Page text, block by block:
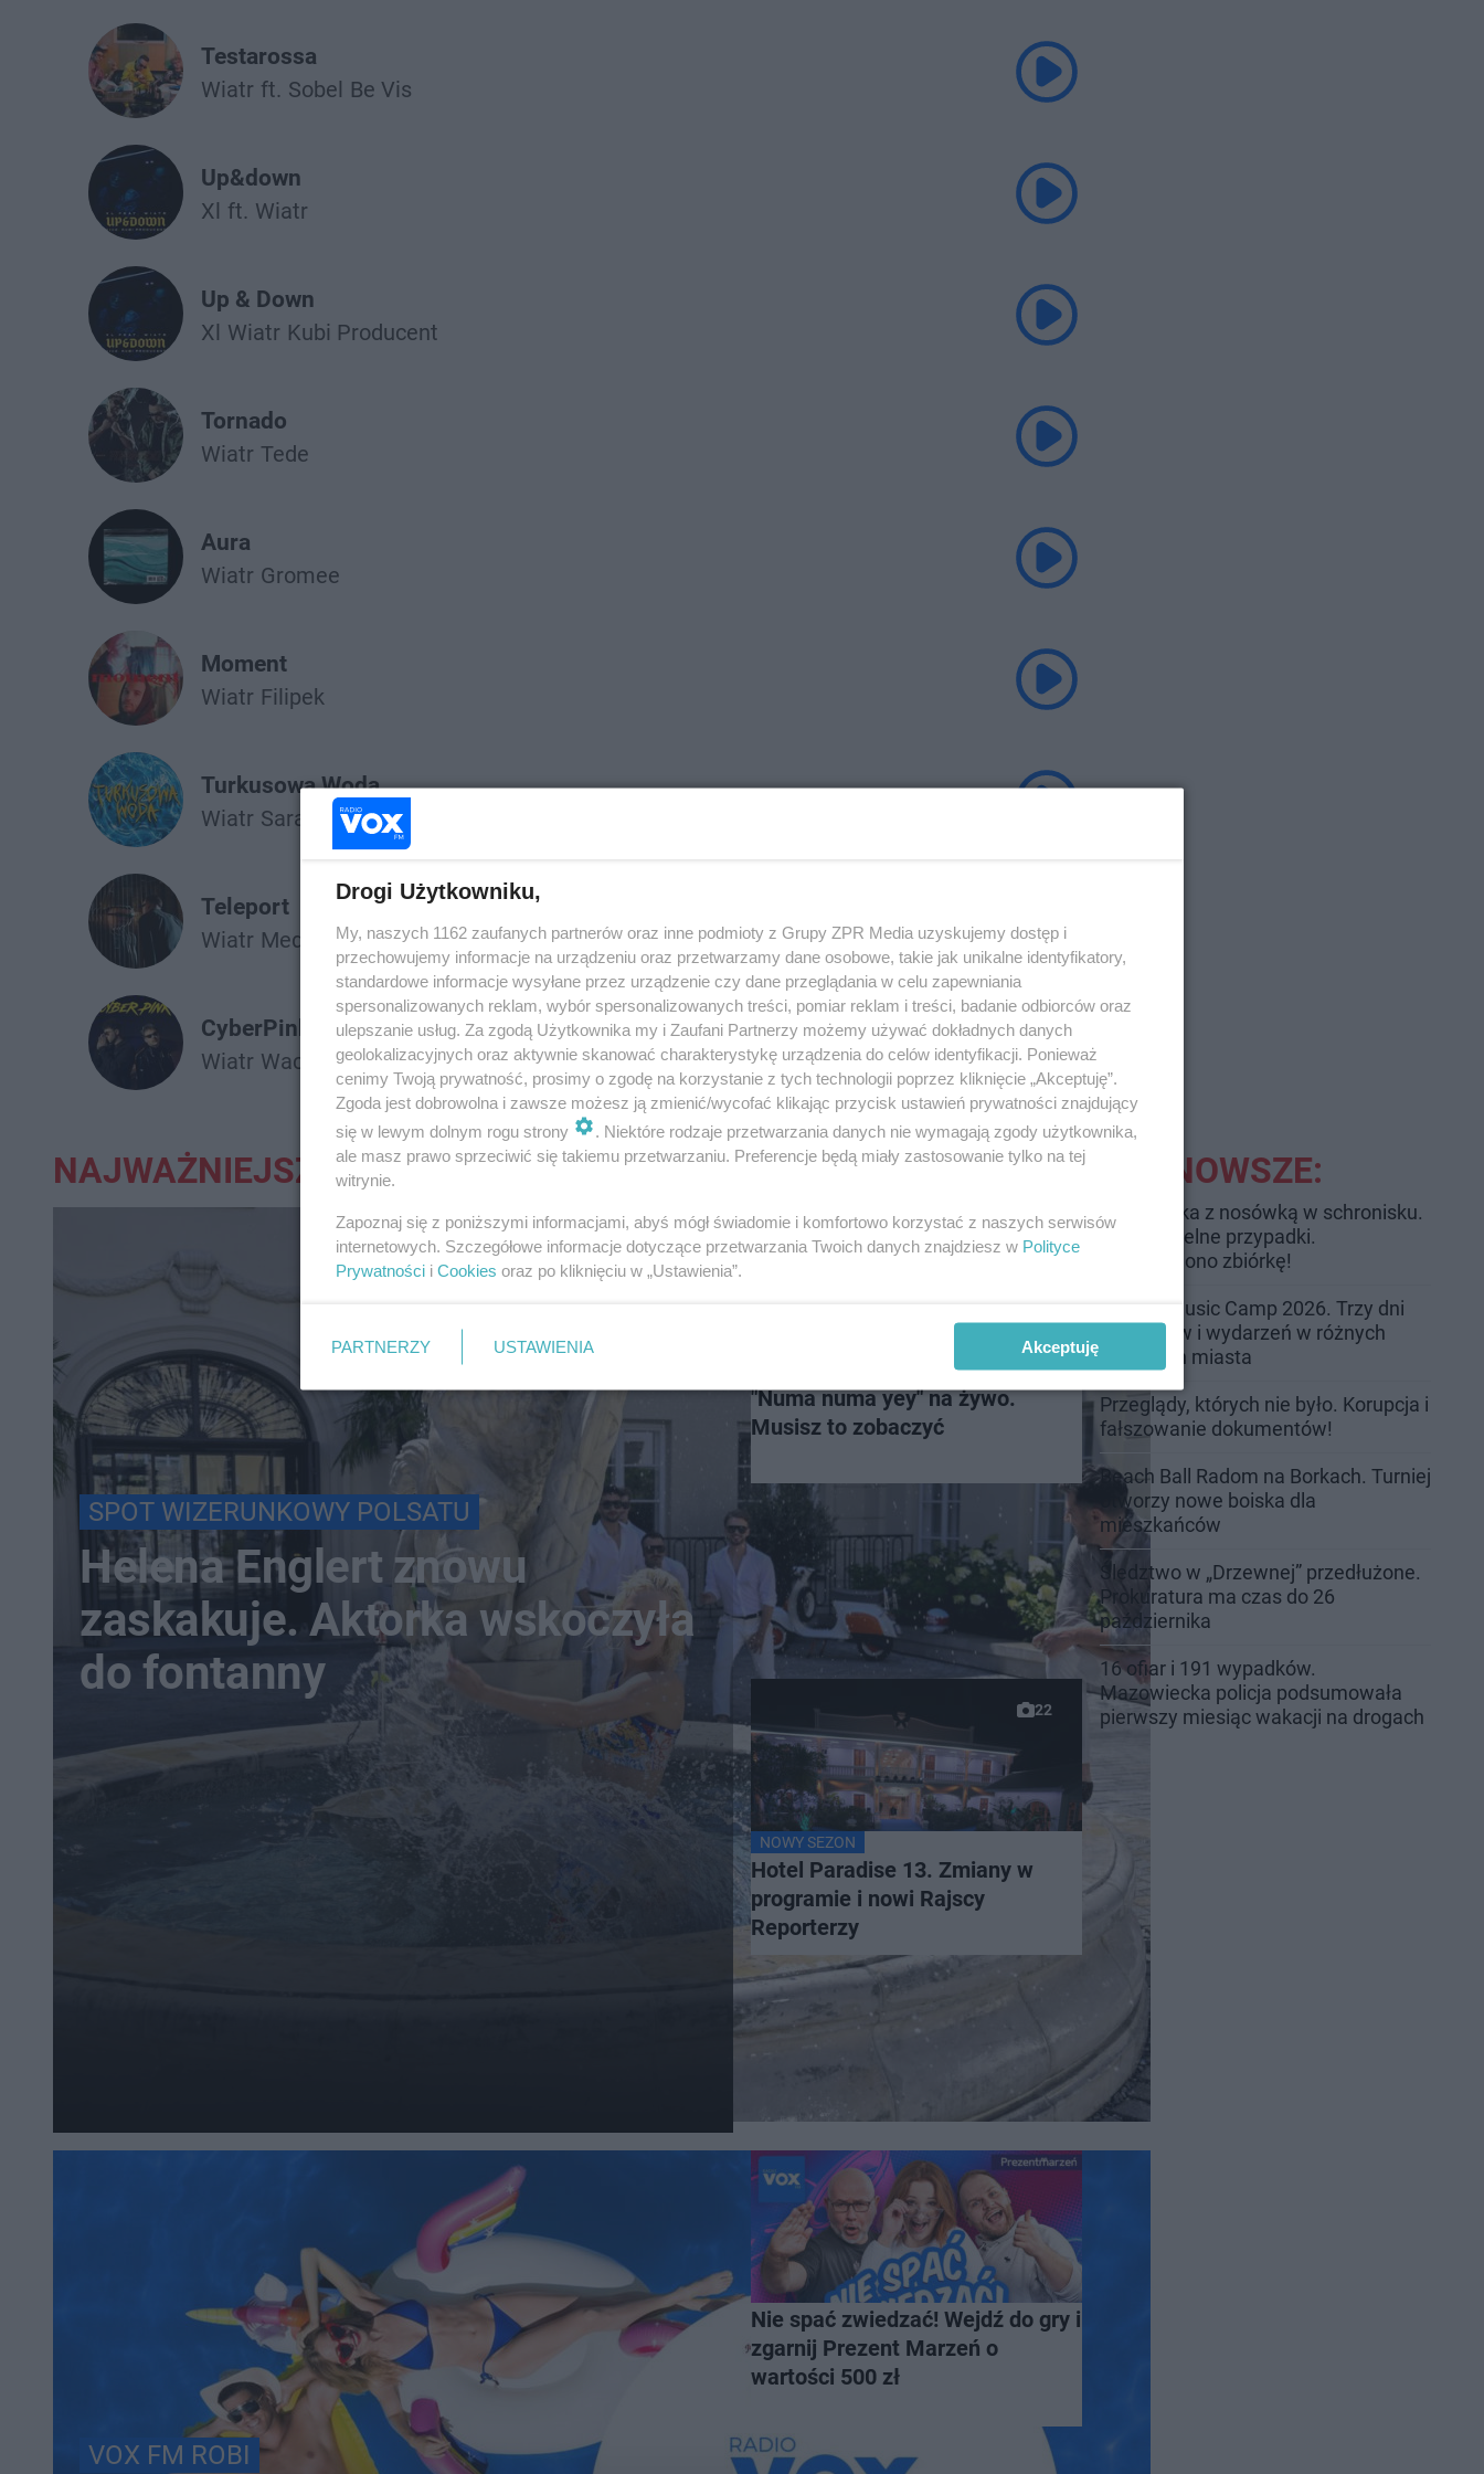
Testarossa
Wiatr ft. Sobel Be Vis
Up&down
Xl ft. Wiatr
Up & Down
Xl Wiatr Kubi Producent
Tornado
Wiatr Tede
Aura
Wiatr Gromee
Moment
Wiatr Filipek
Turkusowa Woda
Wiatr Sara Chmiel
Teleport
Wiatr Medusa
CyberPink
Wiatr Wac Toja Clearmind
NAJWAŻNIEJSZE:
SPOT WIZERUNKOWY POLSATU
Helena Englert znowu
zaskakuje. Aktorka wskoczyła
do fontanny
VOX FM ROBI
"Numa numa yey" na żywo.
Musisz to zobaczyć
22
NOWY SEZON
Hotel Paradise 13. Zmiany w
programie i nowi Rajscy
Reporterzy
Nie spać zwiedzać! Wejdź do gry i
zgarnij Prezent Marzeń o
wartości 500 zł
NAJNOWSZE:
Trwa walka z nosówką w schronisku.
Są śmiertelne przypadki.
Uruchomiono zbiórkę!
Radom Music Camp 2026. Trzy dni
koncertów i wydarzeń w różnych
częściach miasta
Przeglądy, których nie było. Korupcja i
fałszowanie dokumentów!
Beach Ball Radom na Borkach. Turniej
otworzy nowe boiska dla
mieszkańców
Śledztwo w „Drzewnej” przedłużone.
Prokuratura ma czas do 26
października
16 ofiar i 191 wypadków.
Mazowiecka policja podsumowała
pierwszy miesiąc wakacji na drogach
Drogi Użytkowniku,
My, naszych 1162 zaufanych partnerów oraz inne podmioty z Grupy ZPR Media uzyskujemy dostęp i
przechowujemy informacje na urządzeniu oraz przetwarzamy dane osobowe, takie jak unikalne identyfikatory,
standardowe informacje wysyłane przez urządzenie czy dane przeglądania w celu zapewniania
spersonalizowanych reklam, wybór spersonalizowanych treści, pomiar reklam i treści, badanie odbiorców oraz
ulepszanie usług. Za zgodą Użytkownika my i Zaufani Partnerzy możemy używać dokładnych danych
geolokalizacyjnych oraz aktywnie skanować charakterystykę urządzenia do celów identyfikacji. Ponieważ
cenimy Twoją prywatność, prosimy o zgodę na korzystanie z tych technologii poprzez kliknięcie „Akceptuję”.
Zgoda jest dobrowolna i zawsze możesz ją zmienić/wycofać klikając przycisk ustawień prywatności znajdujący
się w lewym dolnym rogu strony
. Niektóre rodzaje przetwarzania danych nie wymagają zgody użytkownika,
ale masz prawo sprzeciwić się takiemu przetwarzaniu. Preferencje będą miały zastosowanie tylko na tej
witrynie.
Zapoznaj się z poniższymi informacjami, abyś mógł świadomie i komfortowo korzystać z naszych serwisów
internetowych. Szczegółowe informacje dotyczące przetwarzania Twoich danych znajdziesz w Polityce
Prywatności i Cookies oraz po kliknięciu w „Ustawienia”.
PARTNERZY USTAWIENIA Akceptuję